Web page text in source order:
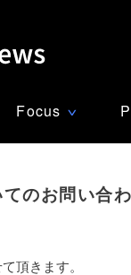
Focus ∨
のお問い合
頂きます。